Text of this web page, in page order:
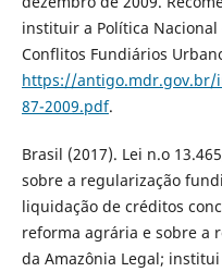
instituir a Política Nacional
Conflitos Fundiários
https://antigo.mdr.gov.br/
87-2009.pdf.
Brasil (2017). Lei n.o
sobre a regularização
liquidação de créditos
reforma agrária e sobre a
da Amazônia Legal;